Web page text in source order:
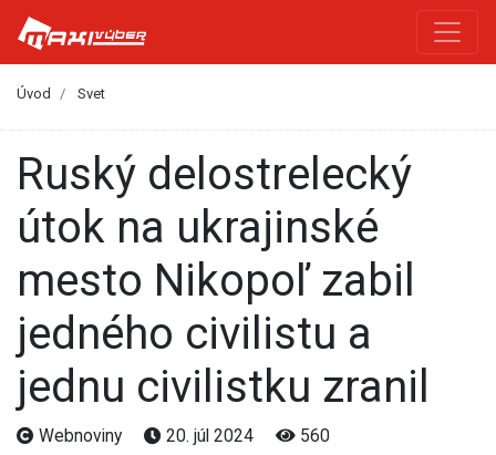
Úvod Svet
Ruský delostrelecký
útok na ukrajinské
mesto Nikopoľ zabil
jedného civilistu a
jednu civilistku zranil
Webnoviny 20. júl 2024 560